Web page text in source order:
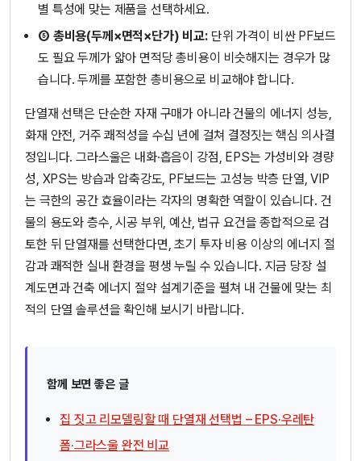
별 특성에 맞는 제품을 선택하세요.
⑤ 총비용(두께×면적×단가) 비교:단위 가격이 비싼 PF보드
도 필요 두께가 얇아 면적당 총비용이 비슷해지는 경우가 많
습니다. 두께를 포함한 총비용으로 비교해야 합니다.
단열재 선택은 단순한 자재 구매가 아니라 건물의 에너지 성능,
화재 안전, 거주 쾌적성을 수십 년에 걸쳐 결정짓는 핵심 의사결
정입니다. 그라스울은 내화·흡음이 강점, EPS는 가성비와 경량
성, XPS는 방습과 압축강도, PF보드는 고성능 박층 단열, VIP
는 극한의 공간 효율이라는 각자의 명확한 역할이 있습니다. 건
물의 용도와 층수, 시공 부위, 예산, 법규 요건을 종합적으로 검
토한 뒤 단열재를 선택한다면, 초기 투자 비용 이상의 에너지 절
감과 쾌적한 실내 환경을 평생 누릴 수 있습니다. 지금 당장 설
계도면과 건축 에너지 절약 설계기준을 펼쳐 내 건물에 맞는 최
적의 단열 솔루션을 확인해 보시기 바랍니다.
함께 보면 좋은 글
집 짓고 리모델링할 때 단열재 선택법 – EPS·우레탄
폼·그라스울 완전 비교